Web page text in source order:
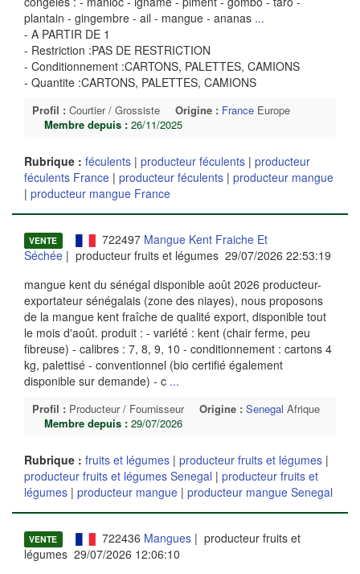
plantain - gingembre - ail - mangue - ananas ...
- A PARTIR DE 1
- Restriction :PAS DE RESTRICTION
- Conditionnement :CARTONS, PALETTES, CAMIONS
- Quantite :CARTONS, PALETTES, CAMIONS
Profil : Courtier / Grossiste Origine : France Europe
Membre depuis : 26/11/2025
Rubrique : féculents | producteur féculents | producteur
féculents France | producteur féculents | producteur mangue
| producteur mangue France
VENTE 722497 Mangue Kent Fraiche Et
Séchée | producteur fruits et légumes 29/07/2026 22:53:19
mangue kent du sénégal disponible août 2026 producteur-
exportateur sénégalais (zone des niayes), nous proposons
de la mangue kent fraîche de qualité export, disponible tout
le mois d'août. produit : - variété : kent (chair ferme, peu
fibreuse) - calibres : 7, 8, 9, 10 - conditionnement : cartons 4
kg, palettisé - conventionnel (bio certifié également
disponible sur demande) - c ...
Profil : Producteur / Fournisseur Origine : Senegal Afrique
Membre depuis : 29/07/2026
Rubrique : fruits et légumes | producteur fruits et légumes |
producteur fruits et légumes Senegal | producteur fruits et
légumes | producteur mangue | producteur mangue Senegal
VENTE 722436 Mangues| producteur fruits et
légumes 29/07/2026 12:06:10